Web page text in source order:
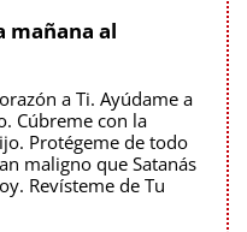
mañana al
a Ti. Ayúdame a
Cúbreme con la
Protégeme de todo
maligno que Satanás
Revísteme de Tu